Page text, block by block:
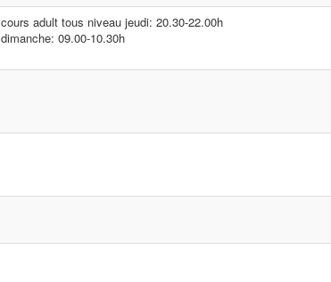
cours adult tous niveau jeudi: 20.30-22.00h
dimanche: 09.00-10.30h